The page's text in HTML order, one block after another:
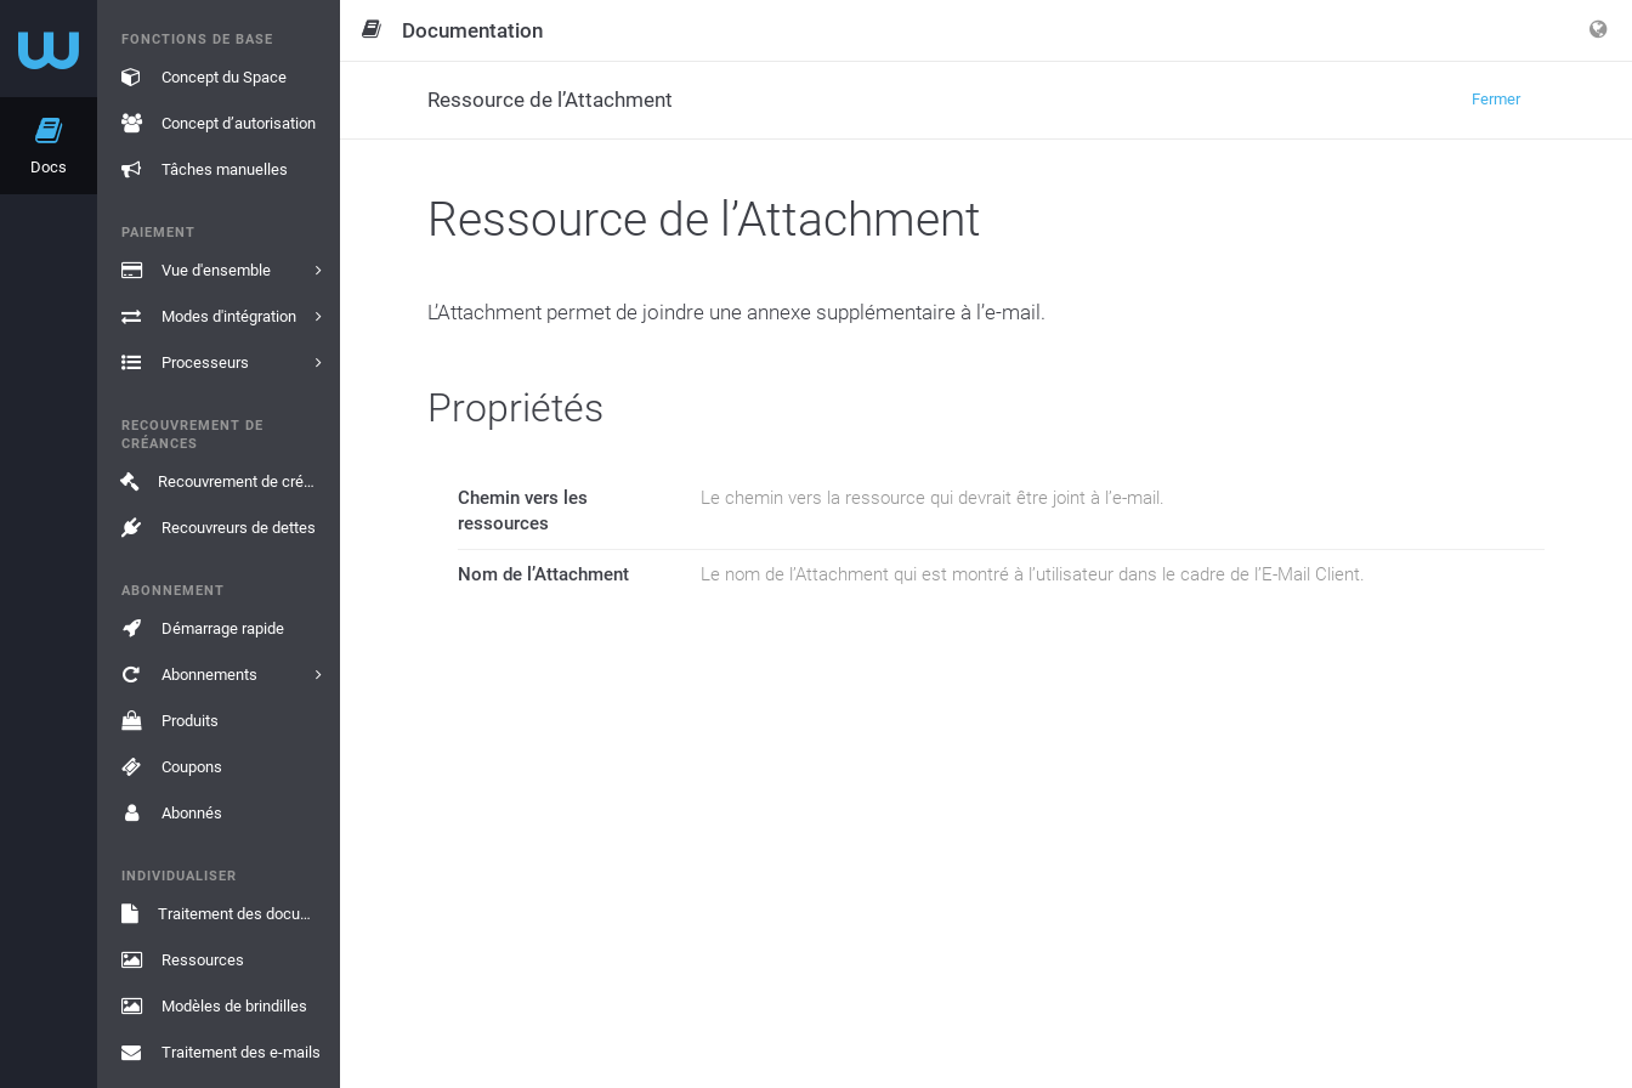
Docs
FONCTIONS DE BASE
Concept du Space
Concept d’autorisation
Tâches manuelles
PAIEMENT
Vue d'ensemble
Modes d'intégration
Processeurs
RECOUVREMENT DE
CRÉANCES
Recouvrement de créances
Recouvreurs de dettes
ABONNEMENT
Démarrage rapide
Abonnements
Produits
Coupons
Abonnés
INDIVIDUALISER
Traitement des documents
Ressources
Modèles de brindilles
Traitement des e-mails
Documentation
Ressource de l’Attachment Fermer
Ressource de l’Attachment
L’Attachment permet de joindre une annexe supplémentaire à l’e-mail.
Propriétés
Chemin vers les
ressources
Le chemin vers la ressource qui devrait être joint à l’e-mail.
Nom de l’Attachment Le nom de l’Attachment qui est montré à l’utilisateur dans le cadre de l’E-Mail Client.